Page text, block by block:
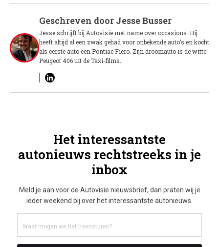
Geschreven door Jesse Busser
Jesse schrijft bij Autovisie met name over occasions. Hij
heeft altijd al een zwak gehad voor onbekende auto’s en kocht
als eerste auto een Pontiac Fiero. Zijn droomauto is de witte
Peugeot 406 uit de Taxi-films.
Het interessantste
autonieuws rechtstreeks in je
inbox
Meld je aan voor de Autovisie nieuwsbrief, dan praten wij je
ieder weekend bij over het interessantste autonieuws.